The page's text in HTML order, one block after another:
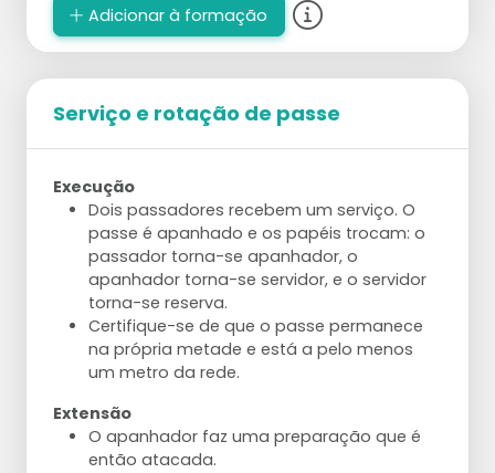
Adicionar à formação
Serviço e rotação de passe
Execução
Dois passadores recebem um serviço. O
passe é apanhado e os papéis trocam: o
passador torna-se apanhador, o
apanhador torna-se servidor, e o servidor
torna-se reserva.
Certifique-se de que o passe permanece
na própria metade e está a pelo menos
um metro da rede.
Extensão
O apanhador faz uma preparação que é
então atacada.